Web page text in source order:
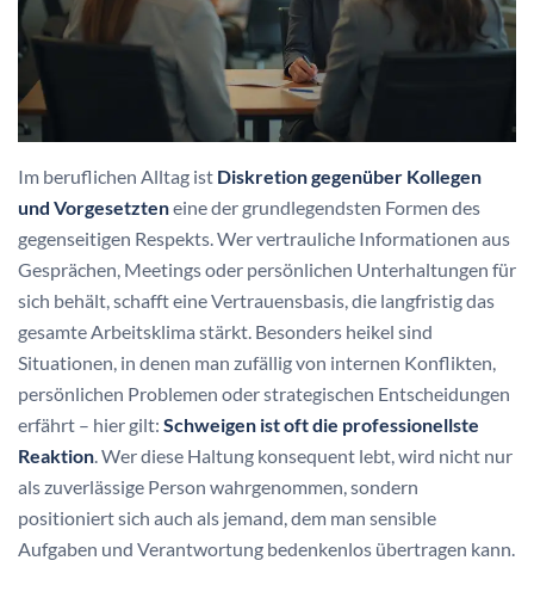
Im beruflichen Alltag ist Diskretion gegenüber Kollegen
und Vorgesetzteneine der grundlegendsten Formen des
gegenseitigen Respekts. Wer vertrauliche Informationen aus
Gesprächen, Meetings oder persönlichen Unterhaltungen für
sich behält, schafft eine Vertrauensbasis, die langfristig das
gesamte Arbeitsklima stärkt. Besonders heikel sind
Situationen, in denen man zufällig von internen Konflikten,
persönlichen Problemen oder strategischen Entscheidungen
erfährt – hier gilt: Schweigen ist oft die professionellste
Reaktion . Wer diese Haltung konsequent lebt, wird nicht nur
als zuverlässige Person wahrgenommen, sondern
positioniert sich auch als jemand, dem man sensible
Aufgaben und Verantwortung bedenkenlos übertragen kann.